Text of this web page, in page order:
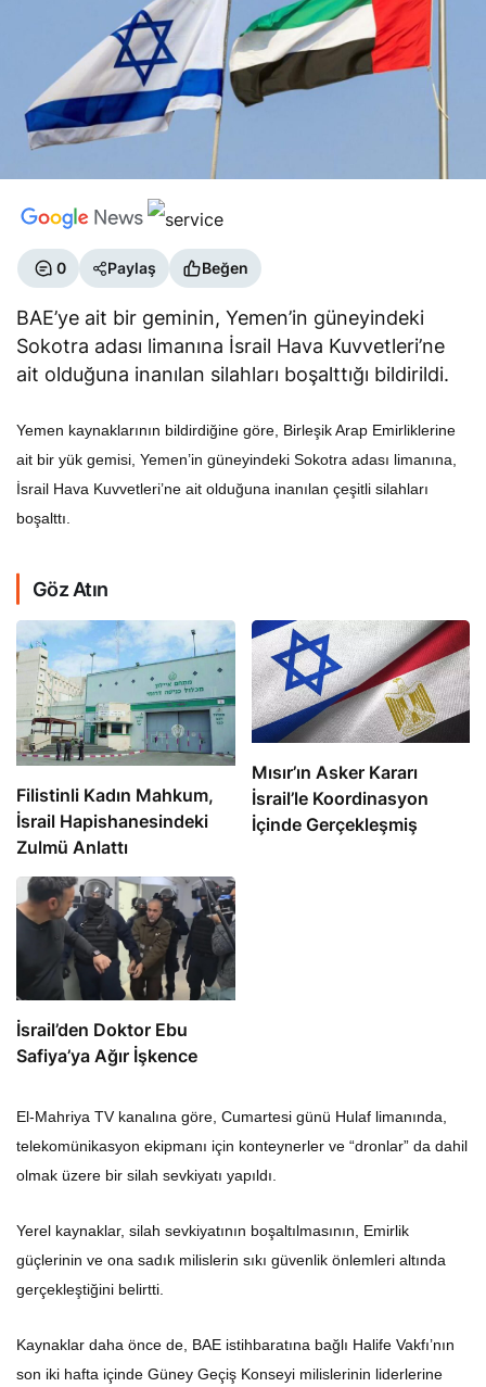
0 Paylaş Beğen
BAE’ye ait bir geminin, Yemen’in güneyindeki
Sokotra adası limanına İsrail Hava Kuvvetleri’ne
ait olduğuna inanılan silahları boşalttığı bildirildi.
Yemen kaynaklarının bildirdiğine göre, Birleşik Arap Emirliklerine
ait bir yük gemisi, Yemen’in güneyindeki Sokotra adası limanına,
İsrail Hava Kuvvetleri’ne ait olduğuna inanılan çeşitli silahları
boşalttı.
Göz Atın
Filistinli Kadın Mahkum,
İsrail Hapishanesindeki
Zulmü Anlattı
Mısır’ın Asker Kararı
İsrail’le Koordinasyon
İçinde Gerçekleşmiş
İsrail’den Doktor Ebu
Safiya’ya Ağır İşkence
El-Mahriya TV kanalına göre, Cumartesi günü Hulaf limanında,
telekomünikasyon ekipmanı için konteynerler ve “dronlar” da dahil
olmak üzere bir silah sevkiyatı yapıldı.
Yerel kaynaklar, silah sevkiyatının boşaltılmasının, Emirlik
güçlerinin ve ona sadık milislerin sıkı güvenlik önlemleri altında
gerçekleştiğini belirtti.
Kaynaklar daha önce de, BAE istihbaratına bağlı Halife Vakfı’nın
son iki hafta içinde Güney Geçiş Konseyi milislerinin liderlerine